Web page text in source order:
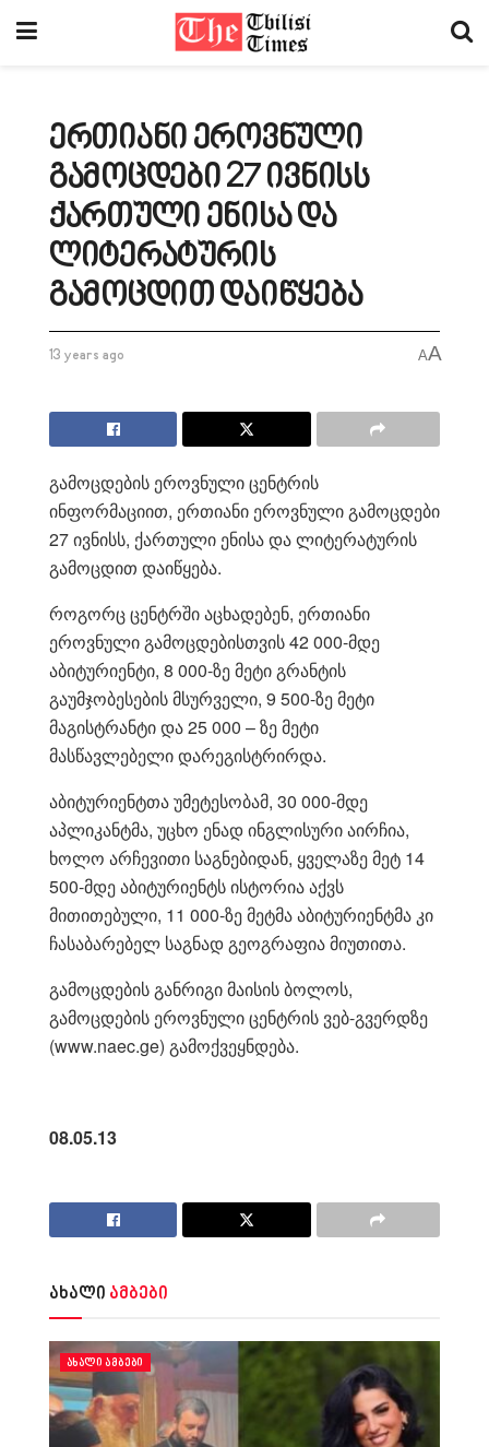
ერთიანი ეროვნული
გამოცდები 27 ივნისს
ქართული ენისა და
ლიტერატურის
გამოცდით დაიწყება
13 years ago AA
გამოცდების ეროვნული ცენტრის
ინფორმაციით, ერთიანი ეროვნული გამოცდები
27 ივნისს, ქართული ენისა და ლიტერატურის
გამოცდით დაიწყება.
როგორც ცენტრში აცხადებენ, ერთიანი
ეროვნული გამოცდებისთვის 42 000-მდე
აბიტურიენტი, 8 000-ზე მეტი გრანტის
გაუმჯობესების მსურველი, 9 500-ზე მეტი
მაგისტრანტი და 25 000 – ზე მეტი
მასწავლებელი დარეგისტრირდა.
აბიტურიენტთა უმეტესობამ, 30 000-მდე
აპლიკანტმა, უცხო ენად ინგლისური აირჩია,
ხოლო არჩევითი საგნებიდან, ყველაზე მეტ 14
500-მდე აბიტურიენტს ისტორია აქვს
მითითებული, 11 000-ზე მეტმა აბიტურიენტმა კი
ჩასაბარებელ საგნად გეოგრაფია მიუთითა.
გამოცდების განრიგი მაისის ბოლოს,
გამოცდების ეროვნული ცენტრის ვებ-გვერდზე
(www.naec.ge) გამოქვეყნდება.
08.05.13
ახალი ამბები
ᲐᲮᲐᲚᲘ ᲐᲛᲑᲔᲑᲘ